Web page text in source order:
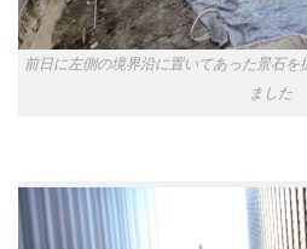
前日に左側の境界沿に置いてあった景石
ました